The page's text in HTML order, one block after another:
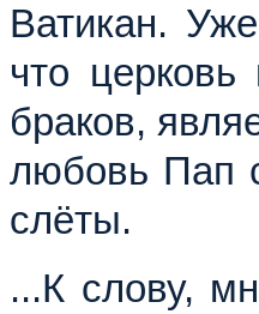
Ватикан.
что
браков,
любовь Пап
слёты.
...К слову,